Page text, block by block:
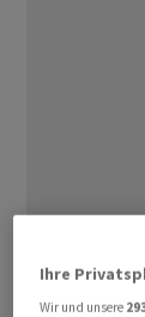
Ihre
Wir und unsere